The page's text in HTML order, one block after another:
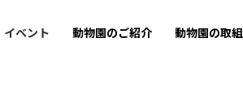
イベント 動物園のご紹介 動物園の取組